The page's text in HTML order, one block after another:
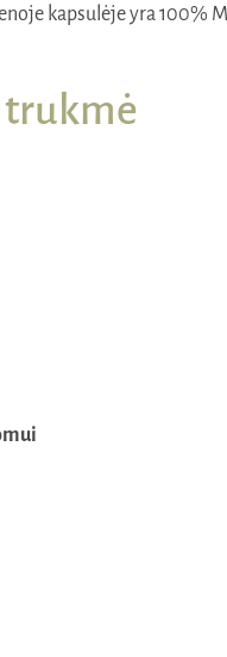
kapsulėje yra 100%
trukmė